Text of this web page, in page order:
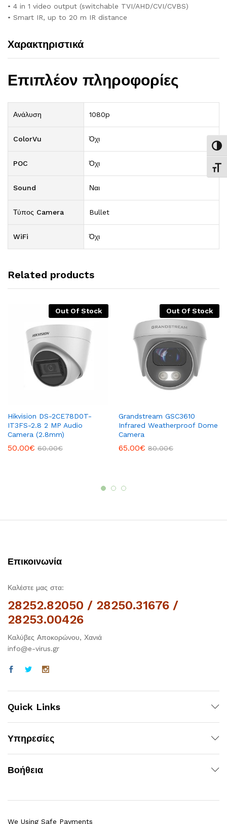
• 4 in 1 video output (switchable TVI/AHD/CVI/CVBS)
• Smart IR, up to 20 m IR distance
Χαρακτηριστικά
Επιπλέον πληροφορίες
Ανάλυση 1080p
ColorVu Όχι
POC Όχι
Sound Ναι
Τύπος Camera Bullet
WiFi Όχι
Related products
Out Of Stock
Hikvision DS-2CE78D0T-
IT3FS-2.8 2 MP Audio
Camera (2.8mm)
50.00€ 60.00€
Out Of Stock
Grandstream GSC3610
Infrared Weatherproof Dome
Camera
65.00€ 80.00€
Επικοινωνία
Καλέστε μας στα:
28252.82050 / 28250.31676 /
28253.00426
Καλύβες Αποκορώνου, Χανιά
info@e-virus.gr
Quick Links
Υπηρεσίες
Βοήθεια
We Using Safe Payments